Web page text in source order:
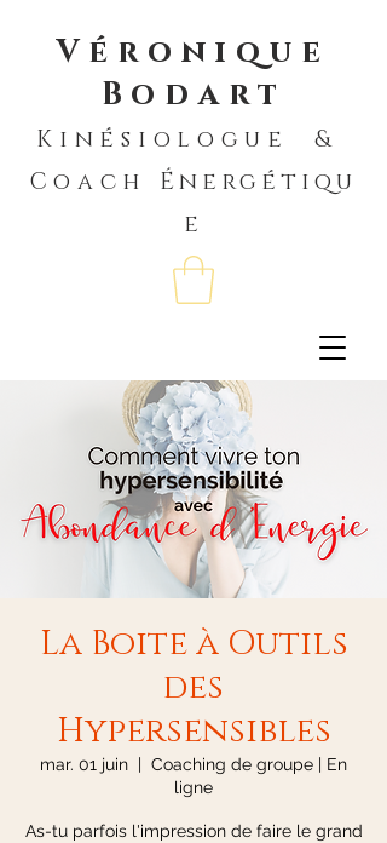
Véronique
Bodart
Kinésiologue &
Coach Énergétiqu
e
La Boite à Outils
des
Hypersensibles
mar. 01 juin
  |
Coaching de groupe | En
ligne
As-tu parfois l'impression de faire le grand